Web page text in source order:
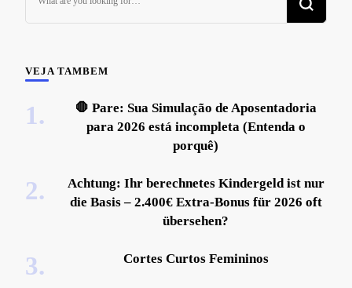
VEJA TAMBEM
🛑 Pare: Sua Simulação de Aposentadoria
para 2026 está incompleta (Entenda o
porquê)
Achtung: Ihr berechnetes Kindergeld ist nur
die Basis – 2.400€ Extra-Bonus für 2026 oft
übersehen?
Cortes Curtos Femininos